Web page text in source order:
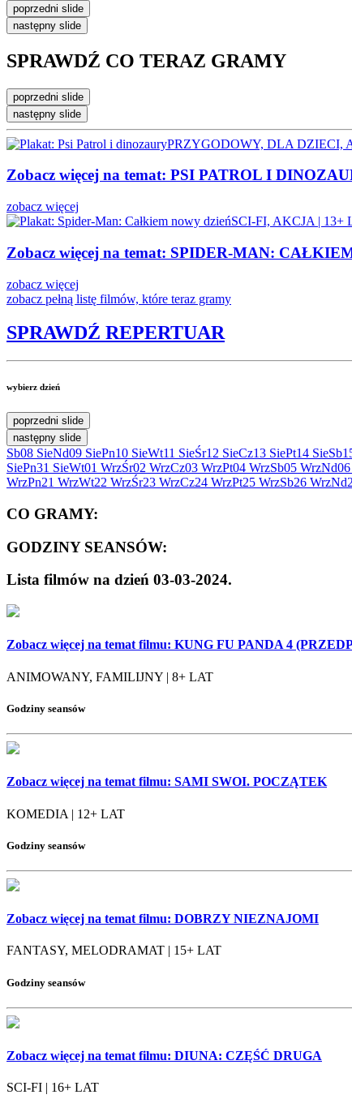
poprzedni slide
następny slide
SPRAWDŹ CO TERAZ GRAMY
poprzedni slide
następny slide
PRZYGODOWY, DLA DZIECI,
Zobacz więcej na temat: PSI PATROL I
zobacz więcej
SCI-FI, AKCJA | 13+
Zobacz więcej na temat: SPIDER-MAN:
zobacz więcej
zobacz pełną listę filmów, które teraz gramy
SPRAWDŹ REPERTUAR
wybierz dzień
poprzedni slide
następny slide
Sb08 SieNd09 SiePn10 SieWt11 SieŚr12 SieCz13 SiePt14 SieSb
SiePn31 SieWt01 WrzŚr02 WrzCz03 WrzPt04 WrzSb05 WrzNd
WrzPn21 WrzWt22 WrzŚr23 WrzCz24 WrzPt25 WrzSb26 WrzNd
CO GRAMY:
GODZINY SEANSÓW:
Lista filmów na dzień 03-03-2024.
Zobacz więcej na temat filmu: KUNG FU PANDA 4
ANIMOWANY, FAMILIJNY | 8+ LAT
Godziny seansów
Zobacz więcej na temat filmu: SAMI SWOI. POCZĄTEK
KOMEDIA | 12+ LAT
Godziny seansów
Zobacz więcej na temat filmu: DOBRZY NIEZNAJOMI
FANTASY, MELODRAMAT | 15+ LAT
Godziny seansów
Zobacz więcej na temat filmu: DIUNA: CZĘŚĆ DRUGA
SCI-FI | 16+ LAT